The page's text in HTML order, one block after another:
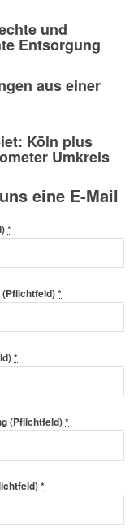
und
Entsorgung
aus einer
Köln plus
Umkreis
eine E-Mail
*
(Pflichtfeld)*
*
(Pflichtfeld)*
*